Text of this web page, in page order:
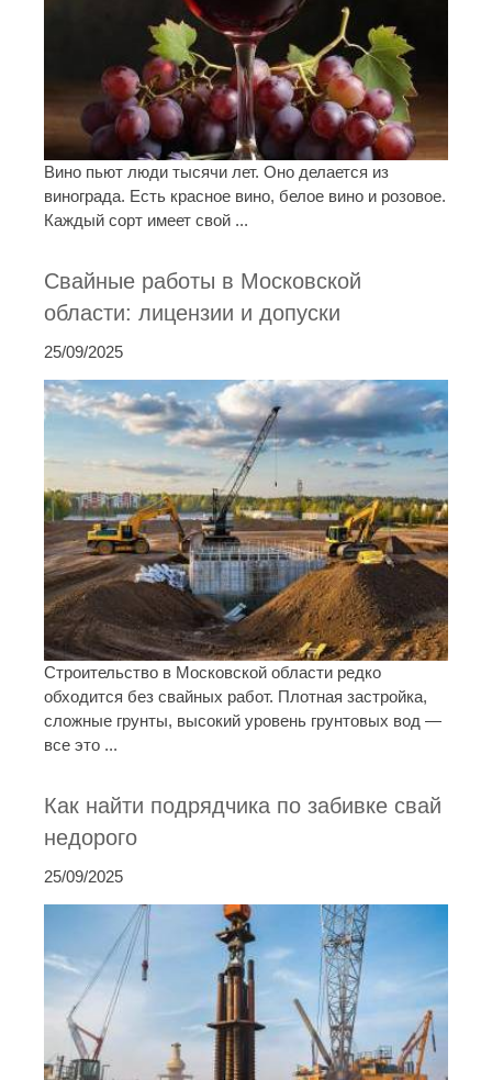
Вино пьют люди тысячи лет. Оно делается из
винограда. Есть красное вино, белое вино и розовое.
Каждый сорт имеет свой ...
Свайные работы в Московской
области: лицензии и допуски
25/09/2025
Строительство в Московской области редко
обходится без свайных работ. Плотная застройка,
сложные грунты, высокий уровень грунтовых вод —
все это ...
Как найти подрядчика по забивке свай
недорого
25/09/2025